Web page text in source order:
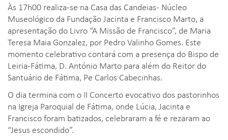
Às 17h00 realiza-se na Casa das Candeias- Núcleo
Museológico da Fundação Jacinta e Francisco Marto, a
apresentação do Livro “A Missão de Francisco”, de Maria
Teresa Maia Gonzalez, por Pedro Valinho Gomes. Este
momento celebrativo contará com a presença do Bispo de
Leiria-Fátima, D. António Marto para além do Reitor do
Santuário de Fátima, Pe Carlos Cabecinhas.
O dia termina com o II Concerto evocativo dos pastorinhos
na Igreja Paroquial de Fátima, onde Lúcia, Jacinta e
Francisco foram batizados, celebraram a fé e rezaram ao
“Jesus escondido”.